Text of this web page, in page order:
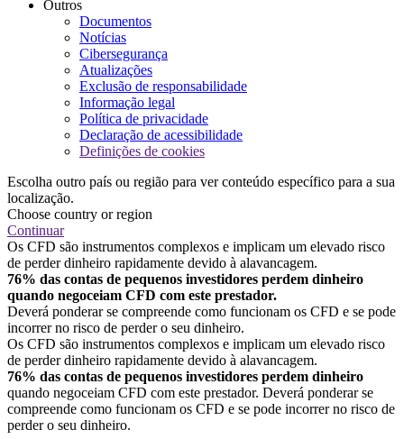
Outros
Documentos
Notícias
Cibersegurança
Atualizações
Exclusão de responsabilidade
Informação legal
Política de privacidade
Declaração de acessibilidade
Definições de cookies
Escolha outro país ou região para ver conteúdo específico para a sua
localização.
Choose country or region
Continuar
Os CFD são instrumentos complexos e implicam um elevado risco
de perder dinheiro rapidamente devido à alavancagem.
76% das contas de pequenos investidores perdem dinheiro
quando negoceiam CFD com este prestador.
Deverá ponderar se compreende como funcionam os CFD e se pode
incorrer no risco de perder o seu dinheiro.
Os CFD são instrumentos complexos e implicam um elevado risco
de perder dinheiro rapidamente devido à alavancagem.
76% das contas de pequenos investidores perdem dinheiro
quando negoceiam CFD com este prestador. Deverá ponderar se
compreende como funcionam os CFD e se pode incorrer no risco de
perder o seu dinheiro.